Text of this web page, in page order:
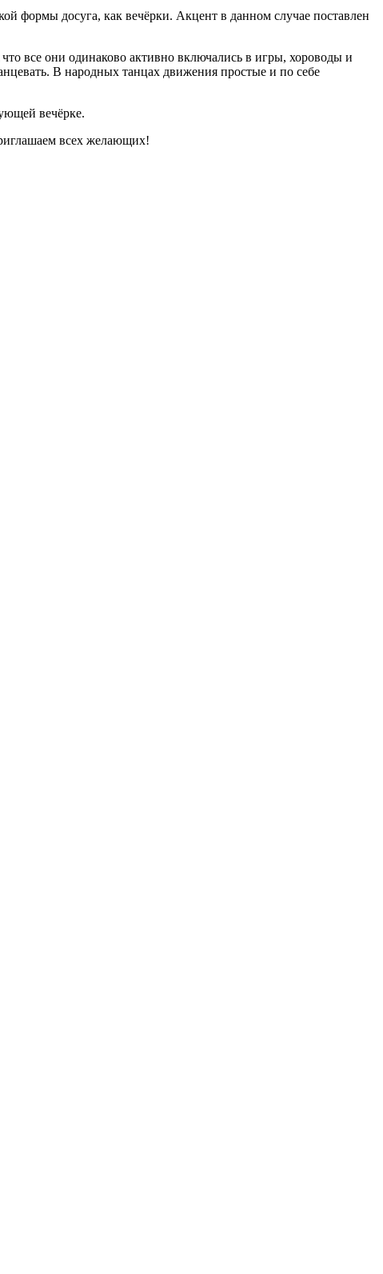
формы досуга, как вечёрки. Акцент в данном случае поставлен
все они одинаково активно включались в игры, хороводы и
В народных танцах движения простые и по себе
вечёрке.
всех желающих!